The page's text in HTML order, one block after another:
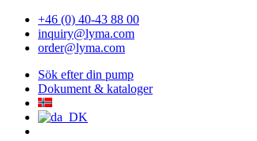
+46 (0) 40-43 88 00
inquiry@lyma.com
order@lyma.com
Sök efter din pump
Dokument & kataloger